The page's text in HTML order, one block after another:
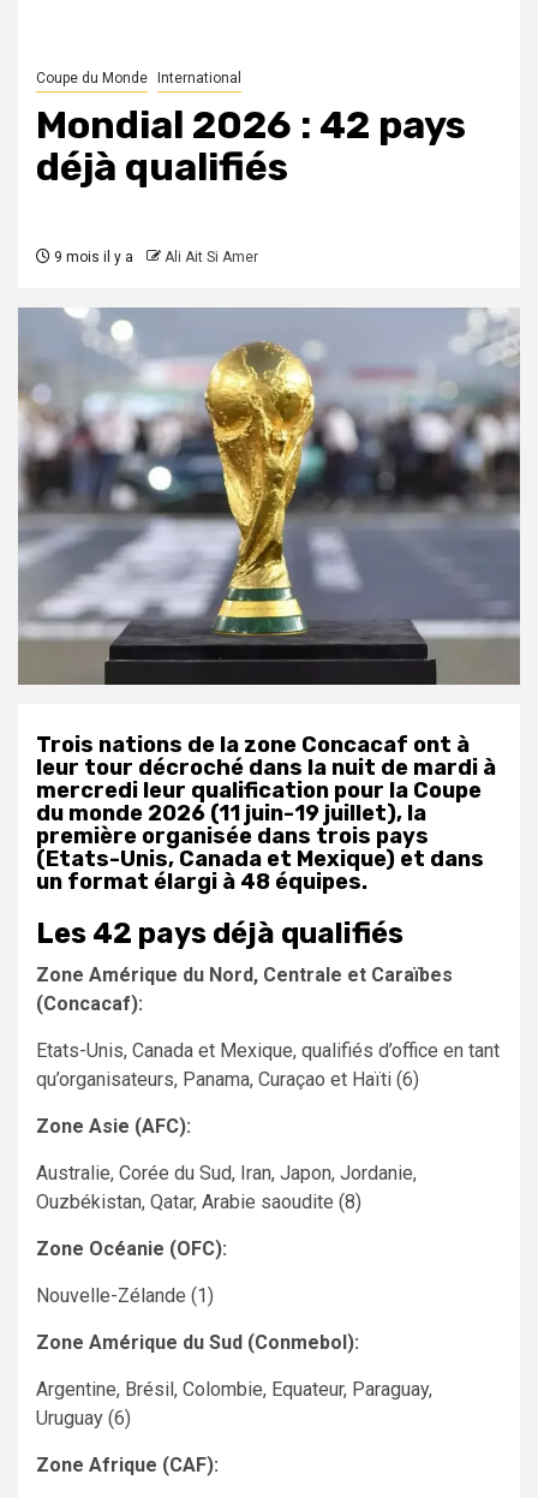
Coupe du Monde International
Mondial 2026 : 42 pays
déjà qualifiés
9 mois il y a Ali Ait Si Amer
Trois nations de la zone Concacaf ont à
leur tour décroché dans la nuit de mardi à
mercredi leur qualification pour la Coupe
du monde 2026 (11 juin-19 juillet), la
première organisée dans trois pays
(Etats-Unis, Canada et Mexique) et dans
un format élargi à 48 équipes.
Les 42 pays déjà qualifiés
Zone Amérique du Nord, Centrale et Caraïbes
(Concacaf):
Etats-Unis, Canada et Mexique, qualifiés d’office en tant
qu’organisateurs, Panama, Curaçao et Haïti (6)
Zone Asie (AFC):
Australie, Corée du Sud, Iran, Japon, Jordanie,
Ouzbékistan, Qatar, Arabie saoudite (8)
Zone Océanie (OFC):
Nouvelle-Zélande (1)
Zone Amérique du Sud (Conmebol):
Argentine, Brésil, Colombie, Equateur, Paraguay,
Uruguay (6)
Zone Afrique (CAF):